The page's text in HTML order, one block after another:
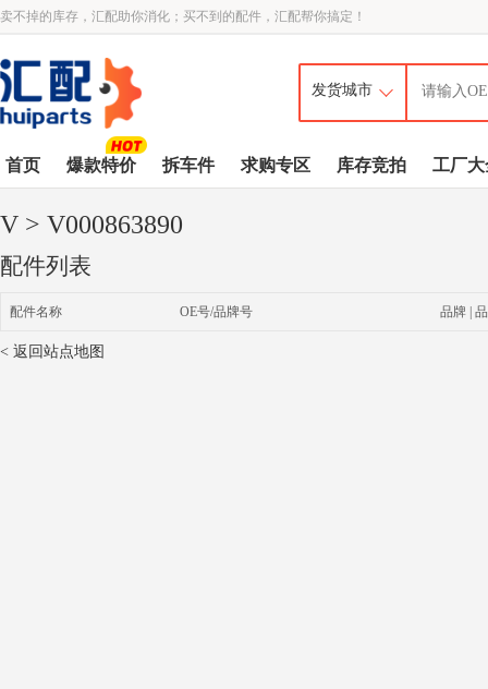
卖不掉的库存，汇配助你消化；买不到的配件，汇配帮你搞定！
首页 爆款特价 拆车件 求购专区 库存竞拍 工厂大
V > V000863890
配件列表
配件名称 OE号/品牌号 品牌 |
< 返回站点地图